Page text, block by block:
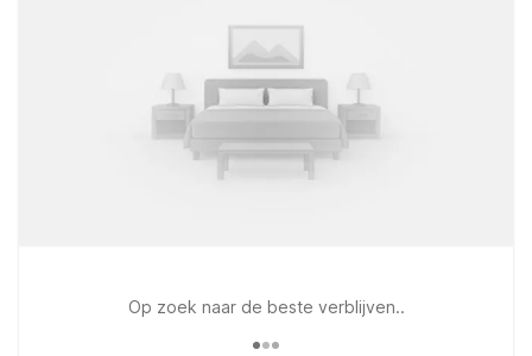
Op zoek naar de beste verblijven..